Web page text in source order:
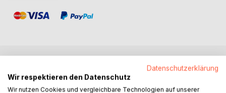
Datenschutzerklärung
Wir respektieren den Datenschutz
Wir nutzen Cookies und vergleichbare Technologien auf unserer